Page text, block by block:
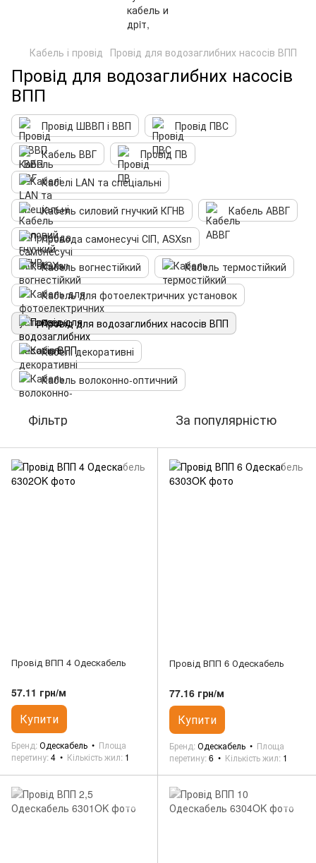
Кабель і провід Провід для водозаглибних насосів ВПП
Провід для водозаглибних насосів
ВПП
Провід ШВВП і ВВП
Провід ПВС
Кабель ВВГ
Провід ПВ
Кабелі LAN та спеціальні
Кабель силовий гнучкий КГНВ
Кабель АВВГ
Провода самонесучі СІП, ASXsn
Кабель вогнестійкий
Кабель термостійкий
Кабель для фотоелектричних установок
Провід для водозаглибних насосів ВПП
Кабелі декоративні
Кабель волоконно-оптичний
Фільтр За популярністю
Провід ВПП 4 Одескабель
57.11 грн/м
Купити
Бренд Одескабель
Площа
перетину 4 Кількість жил 1
Провід ВПП 6 Одескабель
77.16 грн/м
Купити
Бренд Одескабель
Площа
перетину 6 Кількість жил 1